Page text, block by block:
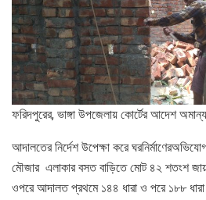
ফরিদপুরের, ভাঙ্গা উপজেলায় কোর্টের আদেশ
আদালতের নির্দেশ উপেক্ষা করে
মৌজার এলাকার বসত বাড়িতে মোট ৪২ শতংশ
ওপরে আদালত প্রথমে ১৪৪ ধারা ও পরে ১৮৮